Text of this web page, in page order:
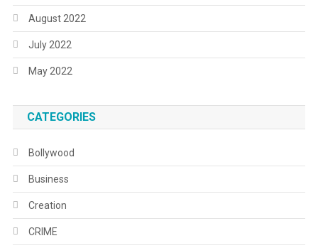
August 2022
July 2022
May 2022
CATEGORIES
Bollywood
Business
Creation
CRIME